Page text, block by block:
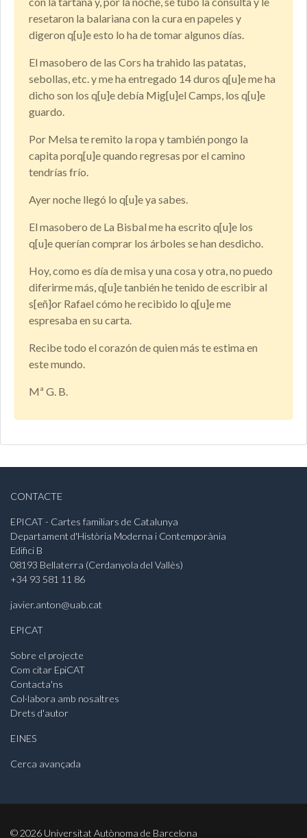
resetaron la balariana con la cura en papeles y
digeron q[u]e esto lo ha de tomar algunos días.
El masobero de las Cors ha trahido las patatas,
sebollas, etc. y me ha entregado 14 duros q[u]e me ha
dicho son los q[u]e debía Mig[u]el Camps, los q[u]e
guardo.
Por Melsa te remito la ropa y también pongo la
capita porq[u]e quando regresas por el camino
tendrías frío.
Ayer noche llegó lo q[u]e ya sabes.
El masobero de La Bisbal me ha escrito q[u]e los
q[u]e querían comprar los árboles se han desdicho.
Hoy, como es día de misa y una cosa y otra, no puedo
diferirme más, q[u]e tanbién he tenido de escribir al
s[eñ]or Rafael cómo he recibido lo q[u]e me
espresaba en su carta.
Recibe todo el corazón de quien más te estima en
este mundo.
Mª G. B.
CONTACTE
EPICAT - Cartes familiars de Catalunya
Departament d'Història Moderna i Contemporània
Edifici B
08193 Bellaterra (Cerdanyola del Vallès)
+34 93 581 11 86
javier.anton@uab.cat
EPICAT
Sobre el projecte
Com citar EpiCAT
Contacta'ns
Col·labora amb nosaltres
Drets d'autor
EINES
Cerca avançada
©2026 Universitat Autònoma de Barcelona